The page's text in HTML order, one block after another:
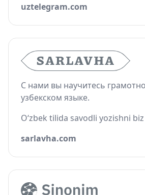
uztelegram.com
С нами вы научитесь
узбекском языке.
O‘zbek tilida savodli yozishni
sarlavha.com